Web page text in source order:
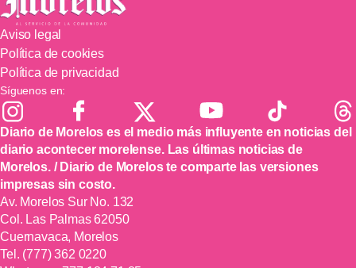
Aviso legal
Política de cookies
Política de privacidad
Síguenos en:
Diario de Morelos es el medio más influyente en noticias del
diario acontecer morelense. Las últimas noticias de
Morelos. / Diario de Morelos te comparte las versiones
impresas sin costo.
Av. Morelos Sur No. 132
Col. Las Palmas 62050
Cuernavaca, Morelos
Tel. (777) 362 0220